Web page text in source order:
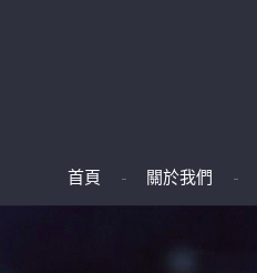
首頁 關於我們